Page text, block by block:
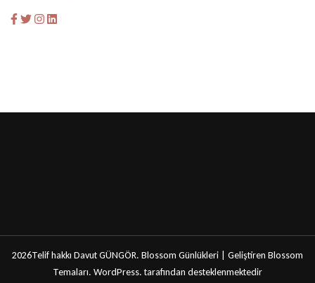
2026Telif hakkı Davut GÜNGÖR. Blossom Günlükleri | Geliştiren Blossom
Temaları. WordPress. tarafından desteklenmektedir